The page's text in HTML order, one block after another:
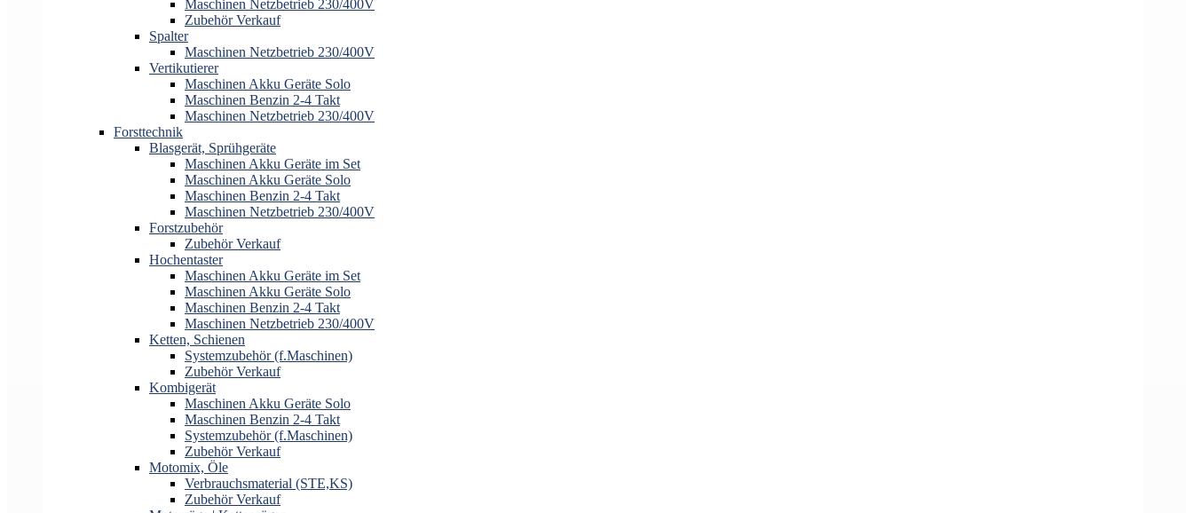
Maschinen Netzbetrieb 230/400V
Zubehör Verkauf
Spalter
Maschinen Netzbetrieb 230/400V
Vertikutierer
Maschinen Akku Geräte Solo
Maschinen Benzin 2-4 Takt
Maschinen Netzbetrieb 230/400V
Forsttechnik
Blasgerät, Sprühgeräte
Maschinen Akku Geräte im Set
Maschinen Akku Geräte Solo
Maschinen Benzin 2-4 Takt
Maschinen Netzbetrieb 230/400V
Forstzubehör
Zubehör Verkauf
Hochentaster
Maschinen Akku Geräte im Set
Maschinen Akku Geräte Solo
Maschinen Benzin 2-4 Takt
Maschinen Netzbetrieb 230/400V
Ketten, Schienen
Systemzubehör (f.Maschinen)
Zubehör Verkauf
Kombigerät
Maschinen Akku Geräte Solo
Maschinen Benzin 2-4 Takt
Systemzubehör (f.Maschinen)
Zubehör Verkauf
Motomix, Öle
Verbrauchsmaterial (STE,KS)
Zubehör Verkauf